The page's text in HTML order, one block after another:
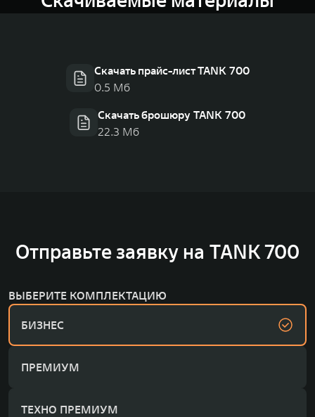
Скачать прайс-лист TANK 700
0.5 Мб
Скачать брошюру TANK 700
22.3 Мб
Отправьте заявку на TANK 700
ВЫБЕРИТЕ КОМПЛЕКТАЦИЮ
БИЗНЕС
ПРЕМИУМ
ТЕХНО ПРЕМИУМ